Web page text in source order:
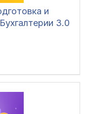
и
3.0